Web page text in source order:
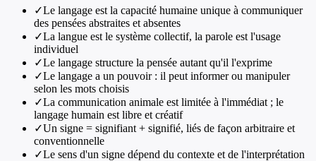
✓Le langage est la capacité humaine unique à communiquer
des pensées abstraites et absentes
✓La langue est le système collectif, la parole est l'usage
individuel
✓Le langage structure la pensée autant qu'il l'exprime
✓Le langage a un pouvoir : il peut informer ou manipuler
selon les mots choisis
✓La communication animale est limitée à l'immédiat ; le
langage humain est libre et créatif
✓Un signe = signifiant + signifié, liés de façon arbitraire et
conventionnelle
✓Le sens d'un signe dépend du contexte et de l'interprétation